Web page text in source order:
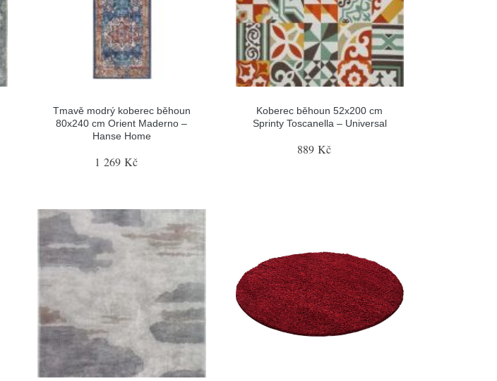
Tmavě modrý koberec běhoun
80x240 cm Orient Maderno –
Hanse Home
1 269 Kč
Koberec běhoun 52x200 cm
Sprinty Toscanella – Universal
889 Kč